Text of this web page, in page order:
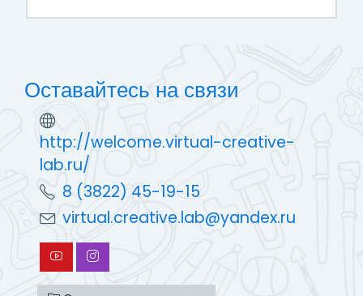
Оставайтесь на связи
http://welcome.virtual-creative-
lab.ru/
8 (3822) 45-19-15
virtual.creative.lab@yandex.ru